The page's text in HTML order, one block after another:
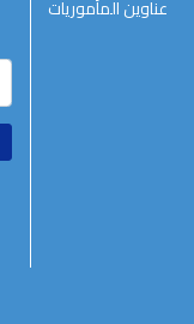
عناوين المأموريات